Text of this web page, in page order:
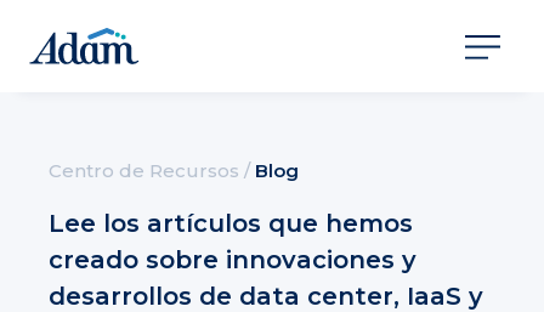
Centro de Recursos / Blog
Lee los artículos que hemos
creado sobre innovaciones y
desarrollos de data center, IaaS y